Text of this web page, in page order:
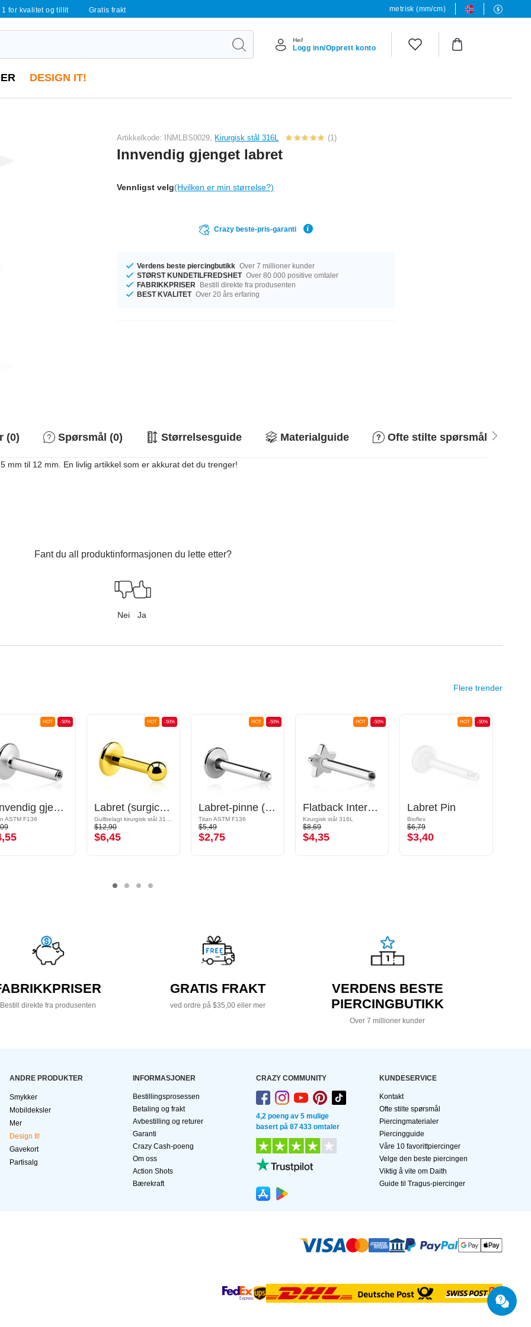
1 for kvalitet og tillit Gratis frakt metrisk (mm/cm)
Hei!
Logg inn/Opprett konto
DESIGN IT!
Artikkelkode: INMLBS0029, Kirurgisk stål 316L (1)
Innvendig gjenget labret
Vennligst velg(Hvilken er min størrelse?)
Crazy beste-pris-garanti
Verdens beste piercingbutikk Over 7 millioner kunder
STØRST KUNDETILFREDSHET Over 80 000 positive omtaler
FABRIKKPRISER
Bestill direkte fra produsenten
BEST KVALITET Over 20 års erfaring
(0) Spørsmål (0) Størrelsesguide Materialguide Ofte stilte spørsmål
mm til 12 mm. En livlig artikkel som er akkurat det du trenger!
Fant du all produktinformasjonen du lette etter?
Nei Ja
Flere trender
-50%
HOT
Innvendig gjenget labret-pinne (titan, skinnende finish)
ASTM F136
-50%
HOT
Labret (surgical steel, gold, shiny finish) med Kule
$12,90
$6,45
-50%
HOT
Labret-pinne (titan, skinnende finish)
Titan ASTM F136
$5,49
$2,75
-50%
HOT
Flatback Internally Threaded Labret Pin (surgical steel, silver, shiny finish)
Kirurgisk stål 316L
$8,69
$4,35
-50%
HOT
Labret Pin
Bioflex
$6,79
$3,40
Bestill direkte fra produsenten
GRATIS FRAKT
ved ordre på $35,00 eller mer
VERDENS BESTE
PIERCINGBUTIKK
Over 7 millioner kunder
ANDRE PRODUKTER
Smykker
Mobildeksler
Mer
Design It!
Gavekort
Partisalg
INFORMASJONER
Bestillingsprosessen
Betaling og frakt
Avbestilling og returer
Garanti
Crazy Cash-poeng
Om oss
Action Shots
Bærekraft
CRAZY COMMUNITY
4,2 poeng av 5 mulige
basert på 87 433 omtaler
KUNDESERVICE
Kontakt
Ofte stilte spørsmål
Piercingmaterialer
Piercingguide
Våre 10 favorittpiercinger
Velge den beste piercingen
Viktig å vite om Daith
Guide til Tragus-piercinger